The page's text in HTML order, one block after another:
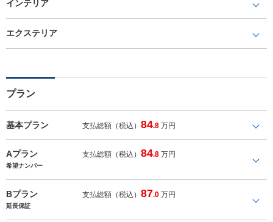
インテリア
エクステリア
プラン
基本プラン 支払総額（税込）84.8 万円
Aプラン 支払総額（税込）84.8 万円
希望ナンバー
Bプラン 支払総額（税込）87.0 万円
延長保証